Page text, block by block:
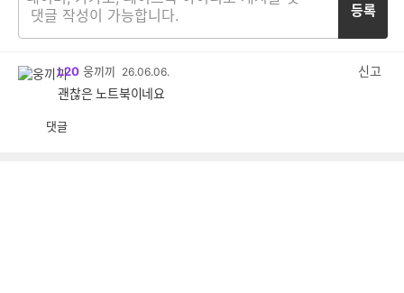
등록
L20 웅끼끼 26.06.06.
신고
괜찮은 노트북이네요
댓글